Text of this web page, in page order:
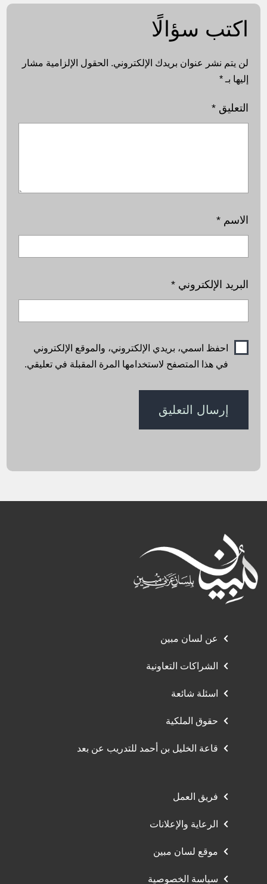
اكتب سؤالًا
لن يتم نشر عنوان بريدك الإلكتروني. الحقول الإلزامية مشار
إليها بـ*
التعليق*
الاسم*
البريد الإلكتروني*
احفظ اسمي، بريدي الإلكتروني، والموقع الإلكتروني
في هذا المتصفح لاستخدامها المرة المقبلة في تعليقي.
عن لسان مبين
الشراكات التعاونية
اسئلة شائعة
حقوق الملكية
قاعة الخليل بن أحمد للتدريب عن بعد
فريق العمل
الرعاية والإعلانات
موقع لسان مبين
سياسة الخصوصية